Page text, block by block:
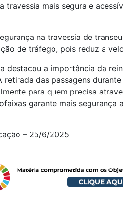
travessia mais segura e
na travessia de
de tráfego, pois reduz a
destacou a importância da
retirada das passagens
para quem precisa
garante mais segurança
– 25/6/2025